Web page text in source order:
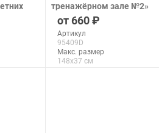
- в
тренажёрном зале №2»
печать на бумаге
660
Артикул
95409D
Макс. размер
148x37 см